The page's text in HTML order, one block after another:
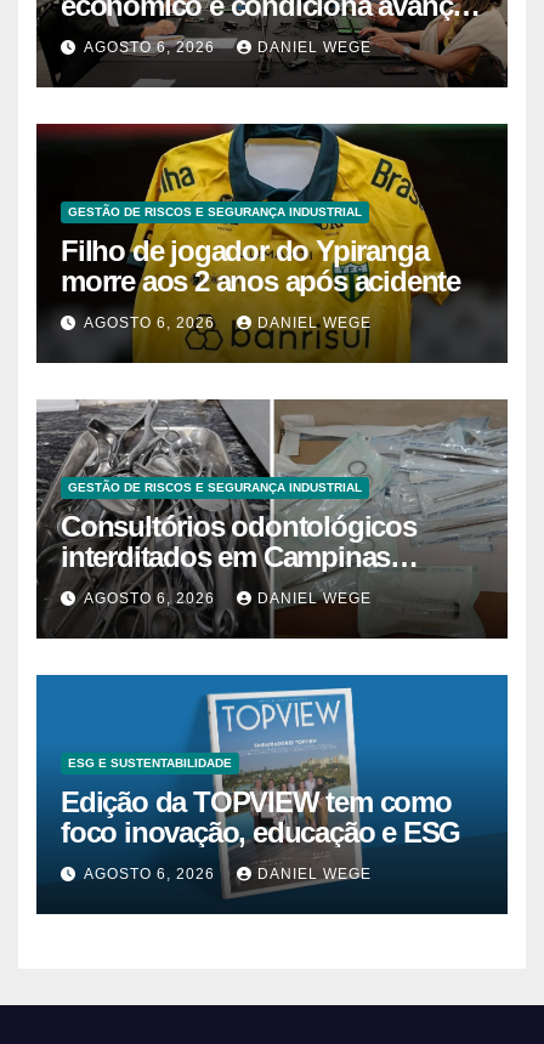
à decisão da Fenaban | Contec
Brasil
AGOSTO 6, 2026 DANIEL WEGE
GESTÃO DE RISCOS E SEGURANÇA INDUSTRIAL
Filho de jogador do Ypiranga
morre aos 2 anos após acidente
AGOSTO 6, 2026 DANIEL WEGE
GESTÃO DE RISCOS E SEGURANÇA INDUSTRIAL
Consultórios odontológicos
interditados em Campinas
superam 2025
AGOSTO 6, 2026 DANIEL WEGE
ESG E SUSTENTABILIDADE
Edição da TOPVIEW tem como
foco inovação, educação e ESG
AGOSTO 6, 2026 DANIEL WEGE